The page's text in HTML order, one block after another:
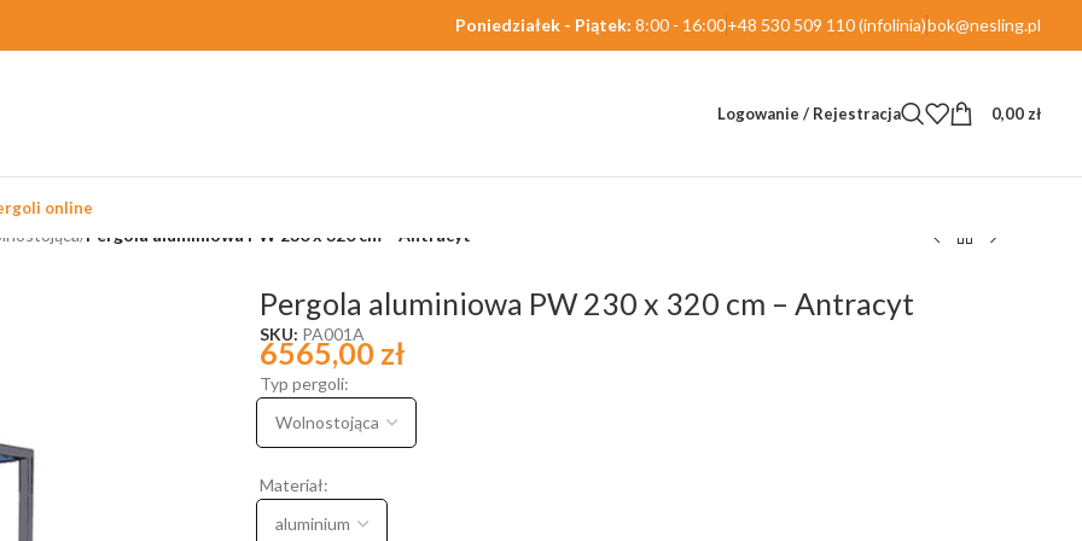
Poniedziałek - Piątek: 8:00 - 16:00+48 530 509 110 (infolinia)bok@nesling.pl
Logowanie / Rejestracja 0,00 zł
online
/Pergola aluminiowa PW 230 x 320 cm – Antracyt
Pergola aluminiowa PW 230 x 320 cm – Antracyt
SKU: PA001A
6565,00 zł
Typ pergoli:
Materiał: